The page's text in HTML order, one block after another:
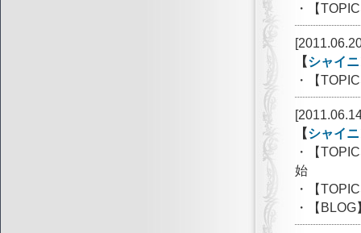
・【
【シャイ
・【
【シャイ
・【
始
・【
・【